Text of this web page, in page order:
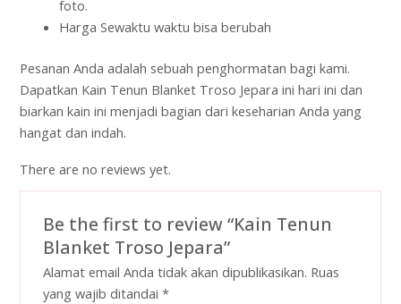
foto.
Harga Sewaktu waktu bisa berubah
Pesanan Anda adalah sebuah penghormatan bagi kami.
Dapatkan Kain Tenun Blanket Troso Jepara ini hari ini dan
biarkan kain ini menjadi bagian dari keseharian Anda yang
hangat dan indah.
There are no reviews yet.
Be the first to review “Kain Tenun
Blanket Troso Jepara”
Alamat email Anda tidak akan dipublikasikan. Ruas
yang wajib ditandai *